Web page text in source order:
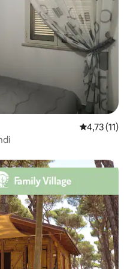
4,73 de uma
4,73 (11)